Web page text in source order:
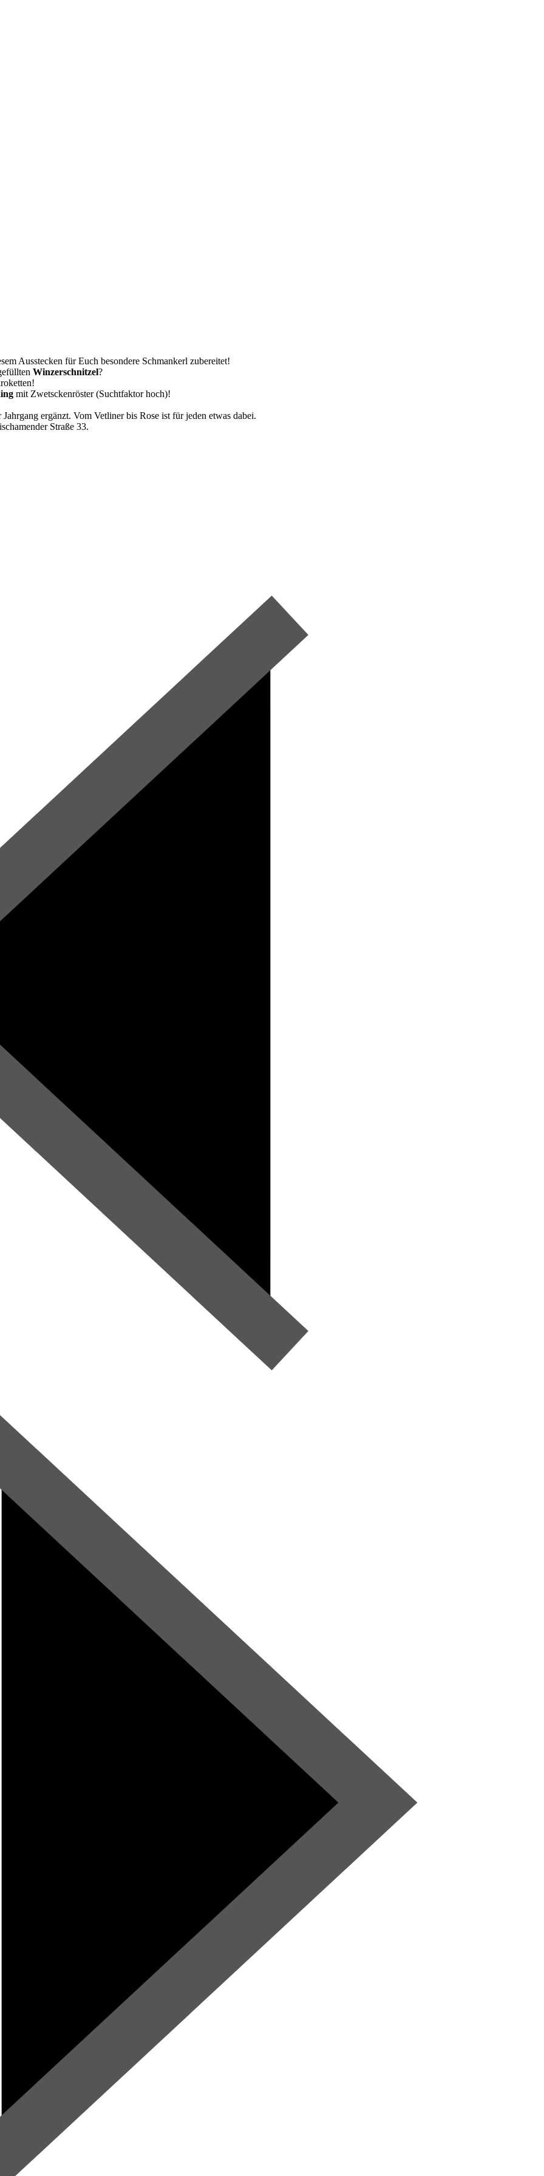
Ausstecken für Euch besondere Schmankerl zubereitet!
Winzerschnitzel?
mit Zwetsckenröster (Suchtfaktor hoch)!
ergänzt. Vom Vetliner bis Rose ist für jeden etwas dabei.
Straße 33.